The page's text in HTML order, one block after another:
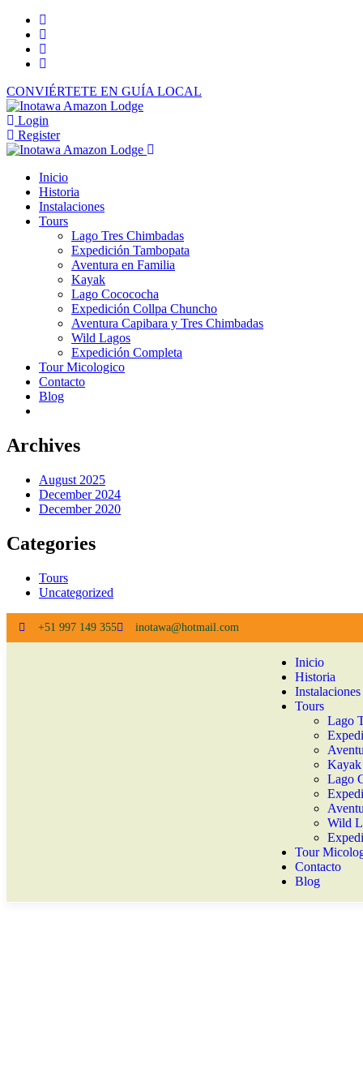
CONVIÉRTETE EN GUÍA LOCAL
Login
Register
Inicio
Historia
Instalaciones
Tours
Lago Tres Chimbadas
Expedición Tambopata
Aventura en Familia
Kayak
Lago Cocococha
Expedición Collpa Chuncho
Aventura Capibara y Tres Chimbadas
Wild Lagos
Expedición Completa
Tour Micologico
Contacto
Blog
Archives
August 2025
December 2024
December 2020
Categories
Tours
Uncategorized
+51 997 149 355 inotawa@hotmail.com
Inicio
Historia
Instalaciones
Tours
Lago
Kayak
Lago
Wild
Tour
Contacto
Blog